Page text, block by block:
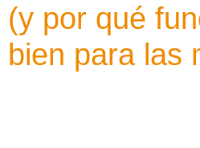
(y por qué
bien para las